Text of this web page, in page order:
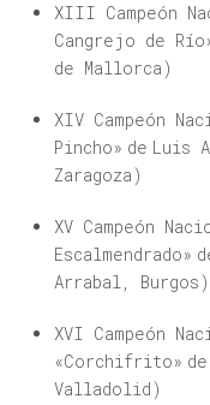
XIII Campeón
Cangrejo de
de Mallorca)
XIV Campeón
Pincho» de Luis
Zaragoza)
XV Campeón
Escalmendrado»
Arrabal, Burgos)
XVI Campeón
«Corchifrito»
Valladolid)